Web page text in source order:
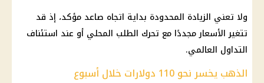
ولا تعني الزيادة المحدودة بداية اتجاه صاعد مؤكد، إذ قد
تتغير الأسعار مجددًا مع تحرك الطلب المحلي أو عند استئناف
التداول العالمي.
الذهب يخسر نحو 110 دولارات خلال أسبوع